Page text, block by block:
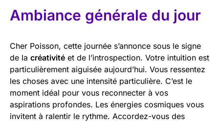
Ambiance générale du jour
Cher Poisson, cette journée s’annonce sous le signe
de la créativité et de l’introspection. Votre intuition est
particulièrement aiguisée aujourd’hui. Vous ressentez
les choses avec une intensité particulière. C’est le
moment idéal pour vous reconnecter à vos
aspirations profondes. Les énergies cosmiques vous
invitent à ralentir le rythme. Accordez-vous des